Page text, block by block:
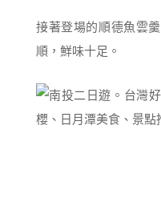
接著登場的順德魚雲
順，鮮味十足。